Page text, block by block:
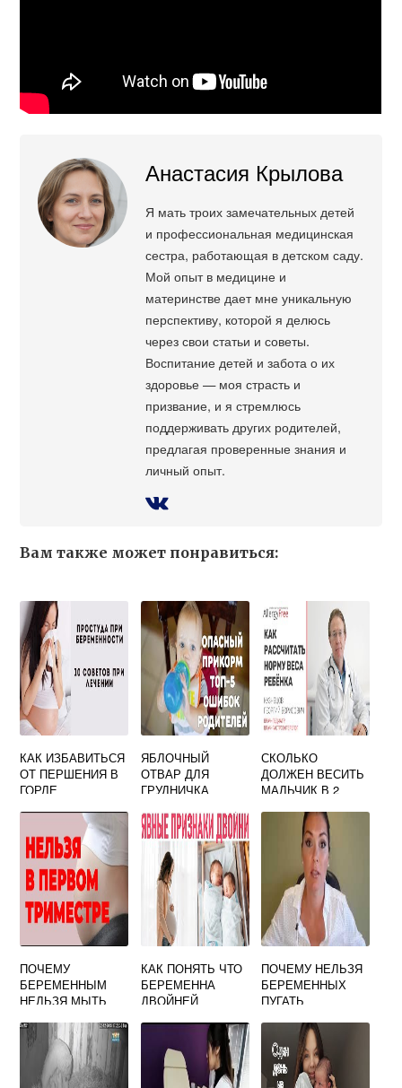
Анастасия Крылова
Я мать троих замечательных детей
и профессиональная медицинская
сестра, работающая в детском саду.
Мой опыт в медицине и
материнстве дает мне уникальную
перспективу, которой я делюсь
через свои статьи и советы.
Воспитание детей и забота о их
здоровье — моя страсть и
призвание, и я стремлюсь
поддерживать других родителей,
предлагая проверенные знания и
личный опыт.
Вам также может понравиться:
КАК ИЗБАВИТЬСЯ
ОТ ПЕРШЕНИЯ В
ГОРЛЕ
КАШЕЛЬ ПРИ
БЕРЕМЕННОСТИ
ЯБЛОЧНЫЙ
ОТВАР ДЛЯ
ГРУДНИЧКА
СКОЛЬКО
ДОЛЖЕН ВЕСИТЬ
МАЛЬЧИК В 2
ГРУДНОМ
ВСКАРМЛИВАНИИ
ТАБЛИЦА
РЕБЕНОК
ПОЧЕМУ
БЕРЕМЕННЫМ
НЕЛЬЗЯ МЫТЬ
КАК ПОНЯТЬ ЧТО
БЕРЕМЕННА
ДВОЙНЕЙ
ПОЧЕМУ НЕЛЬЗЯ
БЕРЕМЕННЫХ
ПУГАТЬ